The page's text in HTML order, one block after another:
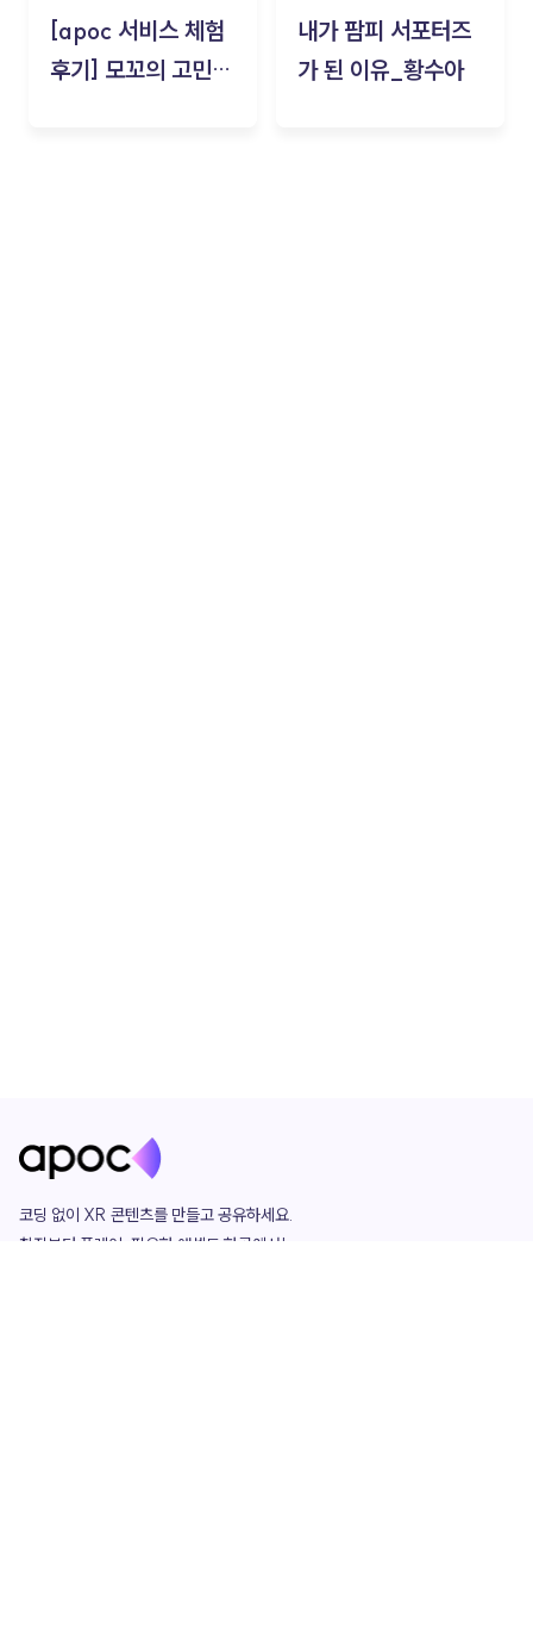
[apoc 서비스 체험
후기] 모꼬의 고민세
내가 팜피 서포터즈
가 된 이유_황수아
코딩 없이 XR 콘텐츠를 만들고 공유하세요.
창작부터 플레이, 필요한 애셋도 한곳에서!